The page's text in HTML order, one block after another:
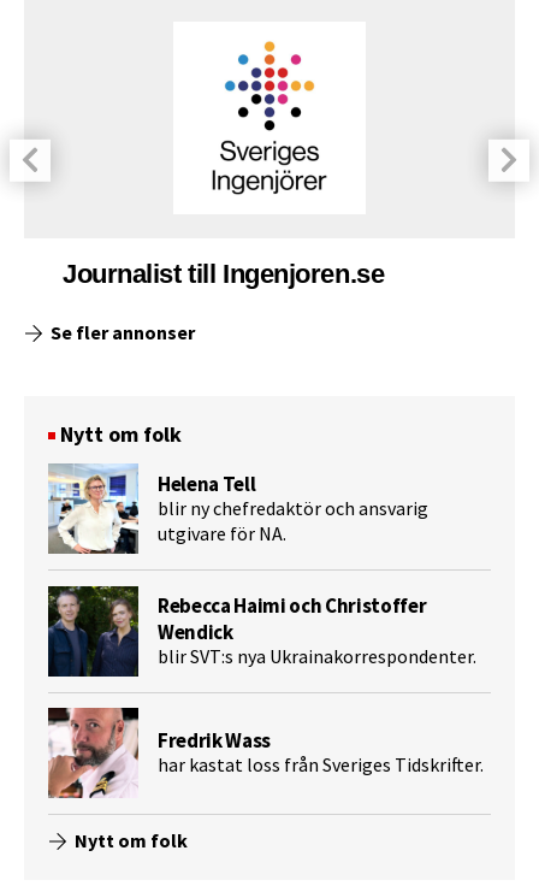
Journalist till Ingenjoren.se
Se fler annonser
Nytt om folk
Helena Tell
blir ny chefredaktör och ansvarig
utgivare för NA.
Rebecca Haimi och Christoffer
Wendick
blir SVT:s nya Ukrainakorrespondenter.
Fredrik Wass
har kastat loss från Sveriges Tidskrifter.
Nytt om folk